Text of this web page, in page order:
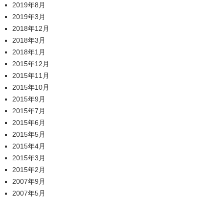
2019年8月
2019年3月
2018年12月
2018年3月
2018年1月
2015年12月
2015年11月
2015年10月
2015年9月
2015年7月
2015年6月
2015年5月
2015年4月
2015年3月
2015年2月
2007年9月
2007年5月